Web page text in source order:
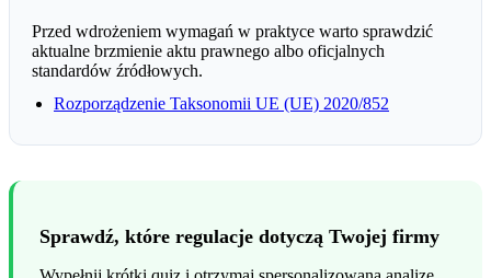
Przed wdrożeniem wymagań w praktyce warto sprawdzić
aktualne brzmienie aktu prawnego albo oficjalnych
standardów źródłowych.
Rozporządzenie Taksonomii UE (UE) 2020/852
Sprawdź, które regulacje dotyczą Twojej firmy